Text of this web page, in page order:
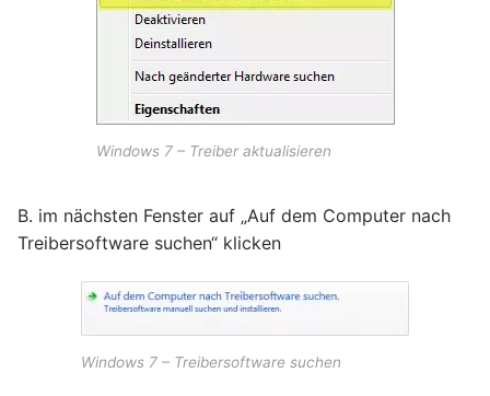
Windows 7 – Treiber aktualisieren
B. im nächsten Fenster auf „Auf dem Computer nach
Treibersoftware suchen“ klicken
Windows 7 – Treibersoftware suchen